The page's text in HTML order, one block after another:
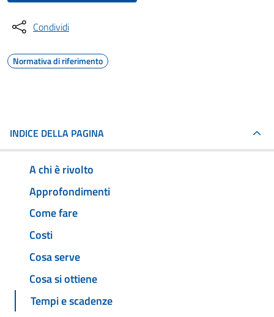
Condividi
Normativa di riferimento
INDICE DELLA PAGINA
A chi è rivolto
Approfondimenti
Come fare
Costi
Cosa serve
Cosa si ottiene
Tempi e scadenze